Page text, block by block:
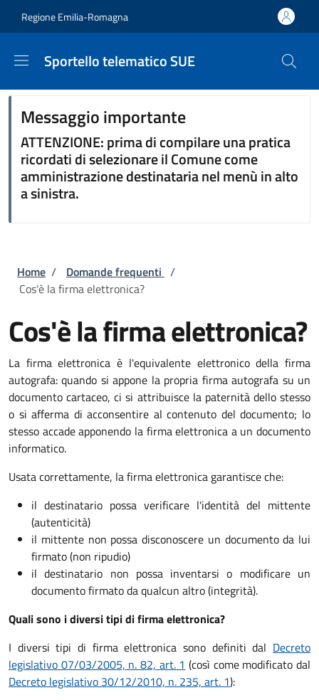
Regione Emilia-Romagna
Sportello telematico SUE
Messaggio importante
ATTENZIONE: prima di compilare una pratica
ricordati di selezionare il Comune come
amministrazione destinataria nel menù in alto
a sinistra.
Briciole di pane
Home / Domande frequenti /
Cos'è la firma elettronica?
Cos'è la firma elettronica?
La firma elettronica è l'equivalente elettronico della firma
autografa: quando si appone la propria firma autografa su un
documento cartaceo, ci si attribuisce la paternità dello stesso
o si afferma di acconsentire al contenuto del documento; lo
stesso accade apponendo la firma elettronica a un documento
informatico.
Usata correttamente, la firma elettronica garantisce che:
il destinatario possa verificare l'identità del mittente
(autenticità)
il mittente non possa disconoscere un documento da lui
firmato (non ripudio)
il destinatario non possa inventarsi o modificare un
documento firmato da qualcun altro (integrità).
Quali sono i diversi tipi di firma elettronica?
I diversi tipi di firma elettronica sono definiti dal Decreto
legislativo 07/03/2005, n. 82, art. 1 (così come modificato dal
Decreto legislativo 30/12/2010, n. 235, art. 1):